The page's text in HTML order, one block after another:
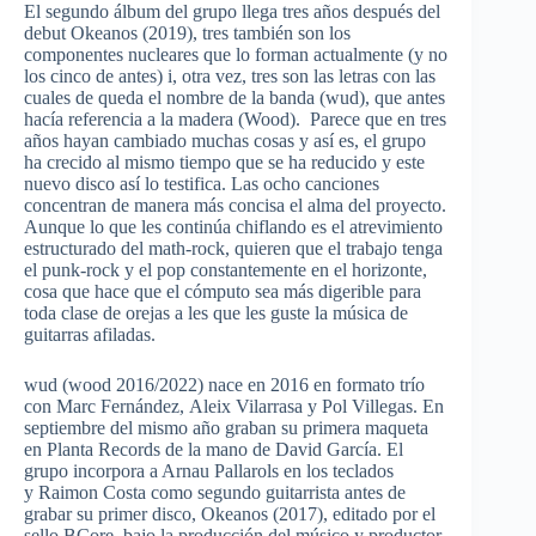
El segundo álbum del grupo llega tres años después del
debut Okeanos (2019), tres también son los
componentes nucleares que lo forman actualmente (y no
los cinco de antes) i, otra vez, tres son las letras con las
cuales de queda el nombre de la banda (wud), que antes
hacía referencia a la madera (Wood). Parece que en tres
años hayan cambiado muchas cosas y así es, el grupo
ha crecido al mismo tiempo que se ha reducido y este
nuevo disco así lo testifica. Las ocho canciones
concentran de manera más concisa el alma del proyecto.
Aunque lo que les continúa chiflando es el atrevimiento
estructurado del math-rock, quieren que el trabajo tenga
el punk-rock y el pop constantemente en el horizonte,
cosa que hace que el cómputo sea más digerible para
toda clase de orejas a les que les guste la música de
guitarras afiladas.
wud (wood 2016/2022) nace en 2016 en formato trío
con Marc Fernández, Aleix Vilarrasa y Pol Villegas. En
septiembre del mismo año graban su primera maqueta
en Planta Records de la mano de David García. El
grupo incorpora a Arnau Pallarols en los teclados
y Raimon Costa como segundo guitarrista antes de
grabar su primer disco, Okeanos (2017), editado por el